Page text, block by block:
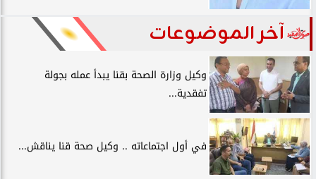
آخر الموضوعات
وكيل وزارة الصحة بقنا يبدأ عمله بجولة
تفقدية...
في أول اجتماعاته .. وكيل صحة قنا يناقش...